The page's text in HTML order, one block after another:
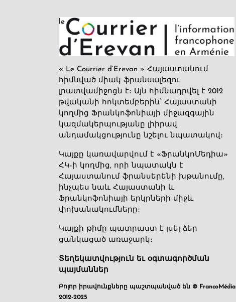
« Le Courrier d’Erevan » Հայաստանում
հիմնված միակ ֆրանսալեզու
լրատվամիջոցն է։ Այն հիմնադրվել է 2012
թվականի հոկտեմբերին՝ Հայաստանի
կողմից Ֆրանկոֆոնիայի միջազգային
կազմակերպությանը լիիրավ
անդամակցությունը նշելու նպատակով։
Կայքը կառավարվում է «ՖրանկոՄեդիա»
ՀԿ-ի կողմից, որի նպատակն է
Հայաստանում ֆրանսերենի խթանումը,
ինչպես նաև Հայաստանի և
Ֆրանկոֆոնիայի երկրների միջև
փոխանակումները։
Կայքի թիմը պատրաստ է լսել ձեր
ցանկացած առաջարկ։
Տեղեկատվություն եւ օգտագործման
պայմաններ
Բոլոր իրավունքները պաշտպանված են © FrancoMédia
2012-2025